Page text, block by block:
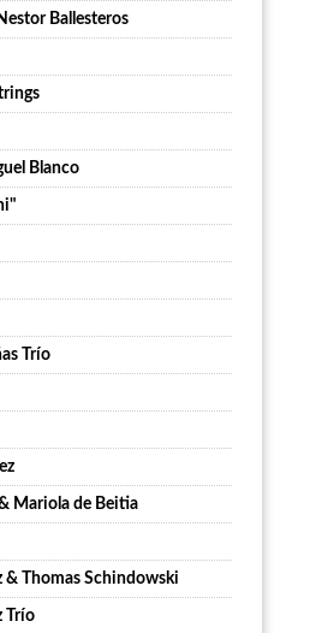
Ballesteros
Blanco
Trío
Mariola de Beitia
& Thomas Schindowski
Trío